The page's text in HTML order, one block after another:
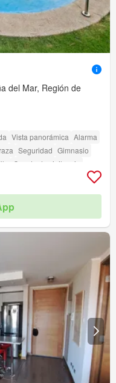
del Mar, Región de
Vista panorámica Alarma
Seguridad Gimnasio
Caseta de vigilancia